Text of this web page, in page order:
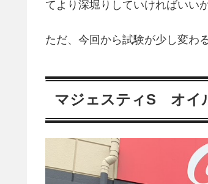
てより深堀りしていければいい
ただ、今回から試験が少し変わ
マジェスティS オイ